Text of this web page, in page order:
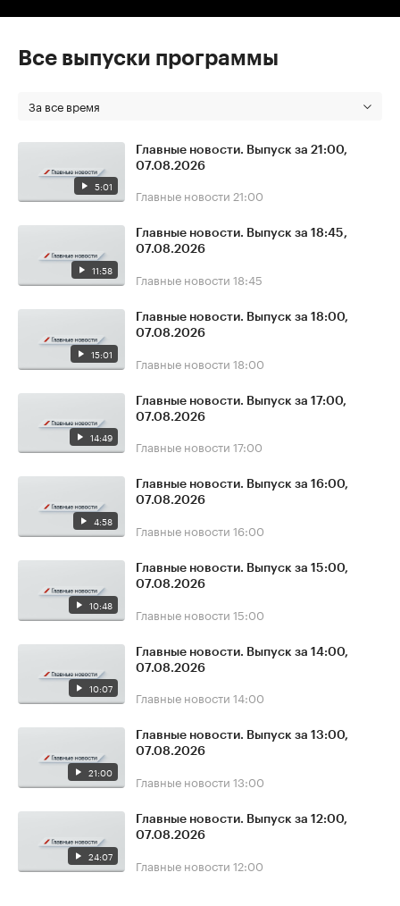
Все выпуски программы
За все время
5:01
Главные новости. Выпуск за 21:00,
07.08.2026
Главные новости 21:00
11:58
Главные новости. Выпуск за 18:45,
07.08.2026
Главные новости 18:45
15:01
Главные новости. Выпуск за 18:00,
07.08.2026
Главные новости 18:00
14:49
Главные новости. Выпуск за 17:00,
07.08.2026
Главные новости 17:00
4:58
Главные новости. Выпуск за 16:00,
07.08.2026
Главные новости 16:00
10:48
Главные новости. Выпуск за 15:00,
07.08.2026
Главные новости 15:00
10:07
Главные новости. Выпуск за 14:00,
07.08.2026
Главные новости 14:00
21:00
Главные новости. Выпуск за 13:00,
07.08.2026
Главные новости 13:00
24:07
Главные новости. Выпуск за 12:00,
07.08.2026
Главные новости 12:00